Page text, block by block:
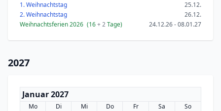
1. Weihnachtstag
25.12.
2. Weihnachtstag
26.12.
Weihnachtsferien 2026 (16+ 2Tage) 24.12.26 - 08.01.27
2027
Januar 2027
Mo Di Mi Do Fr Sa
So